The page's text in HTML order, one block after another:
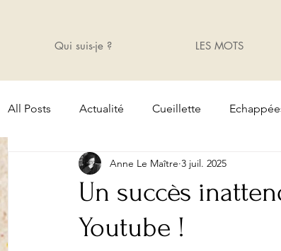
Qui suis-je ? LES MOTS
All Posts Actualité Cueillette
Cours Actualité Oiseaux
Un succès
Youtube !
Anne Le Maître 3 juil. 2025